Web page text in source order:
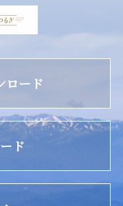
ロード
ド